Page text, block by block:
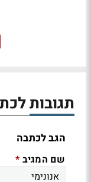
תגובות
הגב לכתבה
שם המגיב *